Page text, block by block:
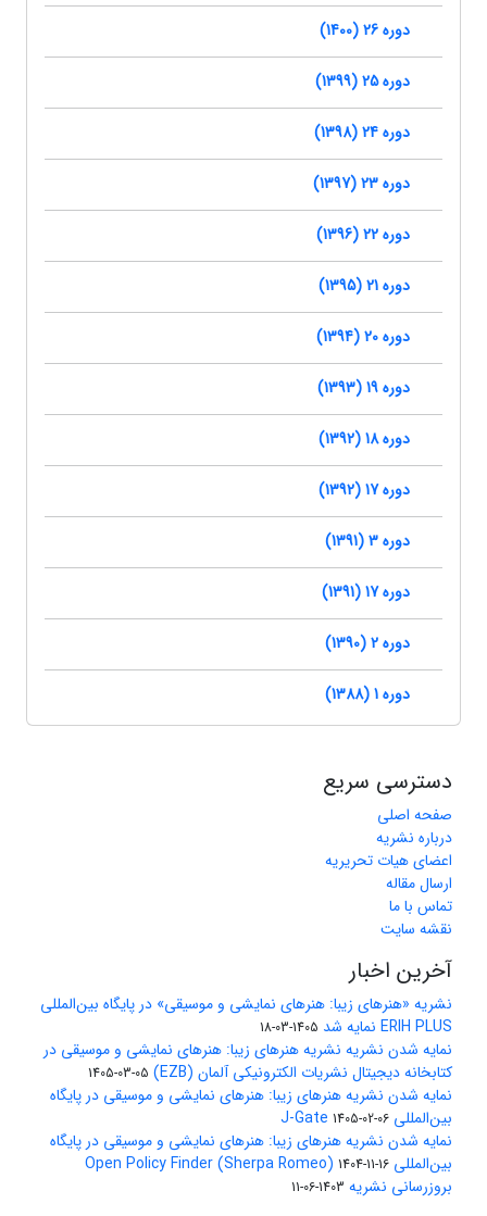
دوره 26 (1400)
دوره 25 (1399)
دوره 24 (1398)
دوره 23 (1397)
دوره 22 (1396)
دوره 21 (1395)
دوره 20 (1394)
دوره 19 (1393)
دوره 18 (1392)
دوره 17 (1392)
دوره 3 (1391)
دوره 17 (1391)
دوره 2 (1390)
دوره 1 (1388)
دسترسی سریع
صفحه اصلی
درباره نشریه
اعضای هیات تحریریه
ارسال مقاله
تماس با ما
نقشه سایت
آخرین اخبار
نشریه «هنرهای زیبا: هنرهای نمایشی و موسیقی» در پایگاه بین‌المللی
ERIH PLUS نمایه شد
1405-03-18
نمایه شدن نشریه نشریه هنرهای زیبا: هنرهای نمایشی و موسیقی در
کتابخانه دیجیتال نشریات الکترونیکی آلمان (EZB)
1405-03-05
نمایه شدن نشریه هنرهای زیبا: هنرهای نمایشی و موسیقی در پایگاه
بین‌المللی J-Gate 1405-02-06
نمایه شدن نشریه هنرهای زیبا: هنرهای نمایشی و موسیقی در پایگاه
بین‌المللی Open Policy Finder (Sherpa Romeo) 1404-11-16
بروزرسانی نشریه 1403-06-11